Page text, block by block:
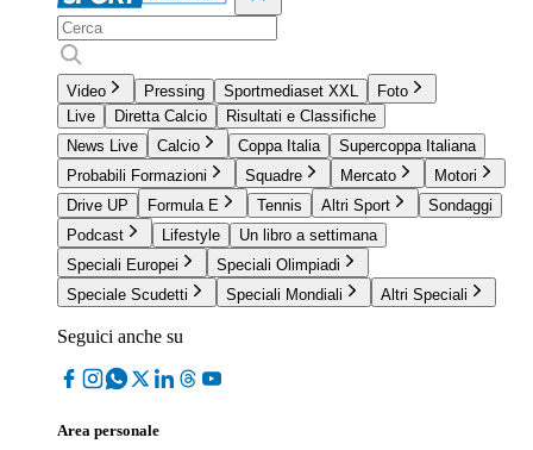
Video Pressing Sportmediaset XXL
Foto
Live
Diretta Calcio
Risultati e Classifiche
News Live
Calcio Coppa Italia
Supercoppa Italiana
Probabili Formazioni
Squadre Mercato
Motori
Drive UP
Formula E Tennis Altri Sport
Sondaggi
Podcast
Lifestyle
Un libro a settimana
Speciali Europei
Speciali Olimpiadi
Speciale Scudetti
Speciali Mondiali Altri Speciali
Seguici anche su
Area personale